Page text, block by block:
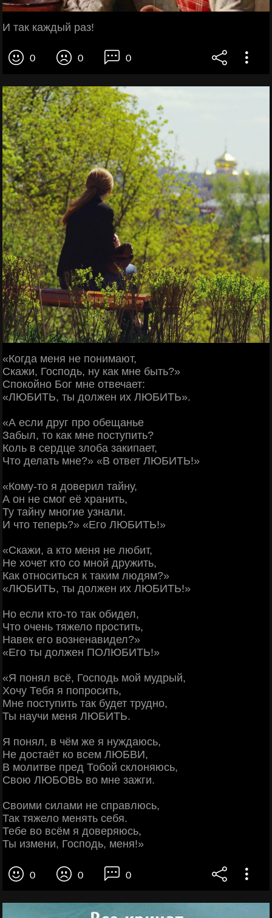
И так каждый раз!
0 0 0
«Когда меня не понимают,
Скажи, Господь, ну как мне быть?»
Спокойно Бог мне отвечает:
«ЛЮБИТЬ, ты должен их ЛЮБИТЬ».
«А если друг про обещанье
Забыл, то как мне поступить?
Коль в сердце злоба закипает,
Что делать мне?» «В ответ ЛЮБИТЬ!»
«Кому-то я доверил тайну,
А он не смог её хранить,
Ту тайну многие узнали.
И что теперь?» «Его ЛЮБИТЬ!»
«Скажи, а кто меня не любит,
Не хочет кто со мной дружить,
Как относиться к таким людям?»
«ЛЮБИТЬ, ты должен их ЛЮБИТЬ!»
Но если кто-то так обидел,
Что очень тяжело простить,
Навек его возненавидел?»
«Его ты должен ПОЛЮБИТЬ!»
«Я понял всё, Господь мой мудрый,
Хочу Тебя я попросить,
Мне поступить так будет трудно,
Ты научи меня ЛЮБИТЬ.
Я понял, в чём же я нуждаюсь,
Не достаёт ко всем ЛЮБВИ,
В молитве пред Тобой склоняюсь,
Свою ЛЮБОВЬ во мне зажги.
Своими силами не справлюсь,
Так тяжело менять себя.
Тебе во всём я доверяюсь,
Ты измени, Господь, меня!»
0 0 0